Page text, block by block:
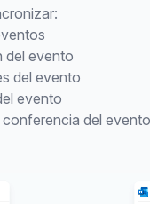
del evento
del evento
evento
del evento